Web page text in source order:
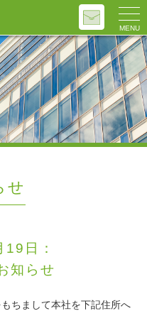
せ
日：
知らせ
ちまして本社を下記住所へ
MENU